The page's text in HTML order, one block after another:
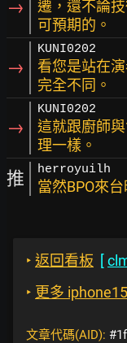
→
遷，還不論
可預期的。
→
KUNI0202
看您是站在
完全不同。
→
KUNI0202
這就跟廚師
理一樣。
推 herroyuilh
當然BPO來
‣ 返回看板 [
‣ 更多
文章代碼(AID):